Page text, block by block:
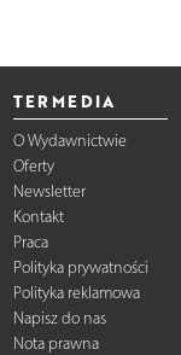
TERMEDIA
O Wydawnictwie
Oferty
Newsletter
Kontakt
Praca
Polityka prywatności
Polityka reklamowa
Napisz do nas
Nota prawna